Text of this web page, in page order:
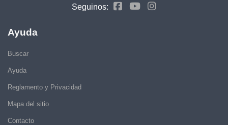
Seguinos:
Ayuda
Buscar
Ayuda
Reglamento y Privacidad
Mapa del sitio
Contacto